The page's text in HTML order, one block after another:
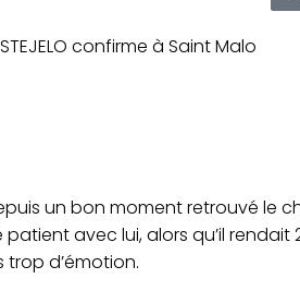
STEJELO confirme à Saint Malo
un bon moment retrouvé
patient avec lui, alors qu’il
d’émotion.